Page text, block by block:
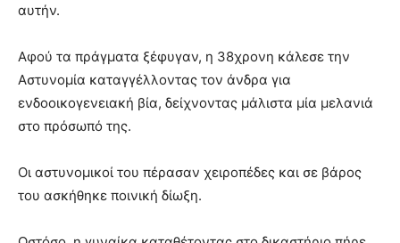
αυτήν.
Αφού τα πράγματα ξέφυγαν, η 38χρονη κάλεσε την
Αστυνομία καταγγέλλοντας τον άνδρα για
ενδοοικογενειακή βία, δείχνοντας μάλιστα μία μελανιά
στο πρόσωπό της.
Οι αστυνομικοί του πέρασαν χειροπέδες και σε βάρος
του ασκήθηκε ποινική δίωξη.